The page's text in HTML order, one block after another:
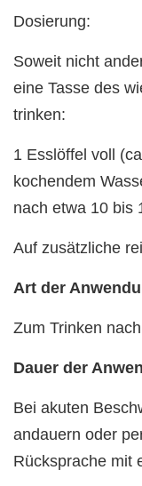
Dosierung:
Soweit nicht
eine Tasse des
trinken:
1 Esslöffel voll
kochendem
nach etwa 10 bis
Auf zusätzliche
Art der
Zum Trinken
Dauer der
Bei akuten
andauern oder
Rücksprache mit